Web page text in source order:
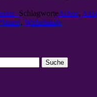
-SchlagworteAchse, Axis
, Wirbelsäule